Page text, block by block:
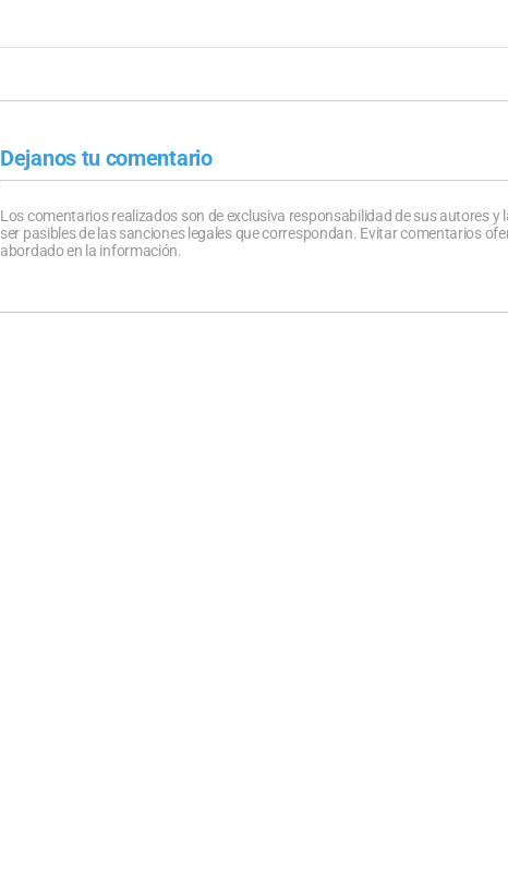
Dejanos tu comentario
Los comentarios realizados son de exclusiva responsabilidad de sus autores y
ser pasibles de las sanciones legales que correspondan. Evitar comentarios
abordado en la información.